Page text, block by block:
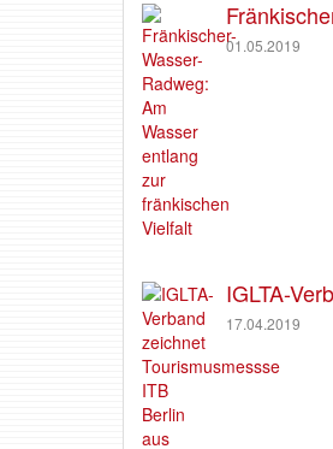
01.05.2019
IGLTA-
17.04.2019